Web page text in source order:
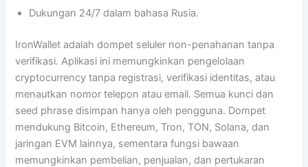
Dukungan 24/7 dalam bahasa Rusia.
IronWallet adalah dompet seluler non-penahanan tanpa
verifikasi. Aplikasi ini memungkinkan pengelolaan
cryptocurrency tanpa registrasi, verifikasi identitas, atau
menautkan nomor telepon atau email. Semua kunci dan
seed phrase disimpan hanya oleh pengguna. Dompet
mendukung Bitcoin, Ethereum, Tron, TON, Solana, dan
jaringan EVM lainnya, sementara fungsi bawaan
memungkinkan pembelian, penjualan, dan pertukaran